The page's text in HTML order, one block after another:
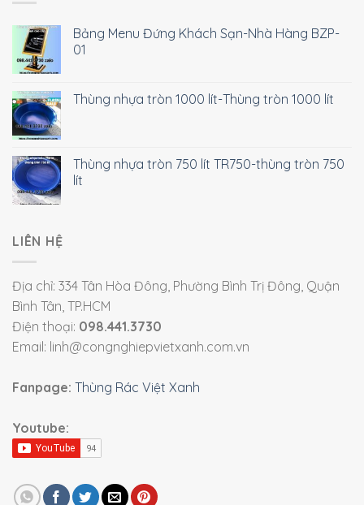
Bảng Menu Đứng Khách Sạn-Nhà Hàng BZP-
01
Thùng nhựa tròn 1000 lít-Thùng tròn 1000 lít
Thùng nhựa tròn 750 lít TR750-thùng tròn 750
lít
LIÊN HỆ
Địa chỉ: 334 Tân Hòa Đông, Phường Bình Trị Đông, Quận
Bình Tân, TP.HCM
Điện thoại: 098.441.3730
Email: linh@congnghiepvietxanh.com.vn
Fanpage: Thùng Rác Việt Xanh
Youtube: